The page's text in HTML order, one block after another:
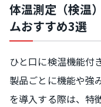
体温測定（検温
ムおすすめ3選
ひと口に検温機能付
製品ごとに機能や強
を導入する際は、特